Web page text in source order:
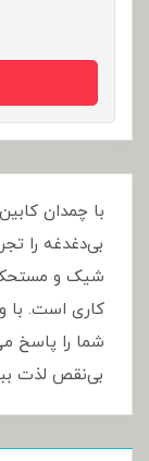
بی‌دغدغه را
شیک و
کاری است. با
شما را پاسخ
بی‌نقص لذت